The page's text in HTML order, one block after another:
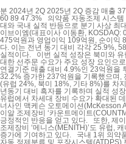
*단위=억
분 2024년 2Q 2025년 2Q 증감 매출
60 89 47.3% 의약품 자동조제 시스템
대와 국내 실적 반등으로 분기 사상 최
이브이엠(대표이사 이동환, KOSDAQ:
475억원과 영업이익 109억원, 순이익
다. 이는 전년 동기 대비 각각 25.9%,
실적이다. 이번 실적 성장은 북미와 유
대한 선주문 수요가 주요 성장 요인으
연결기준 매출 대비 4.9%인 23억원을
32.2% 증가한 237억원을 기록했으며,
(유럽 24%, 북미 18%, 기타 8%)를 차
년동기 대비 흑자를 기록하며 실적 성
유럽에서 차세대 장비 수요가 확대된
너사인 맥케슨 오토메이션(McKesson
이알 조제장비 ‘카운트메이트
긍정적인 반응을 얻고 있다. 또한, 제
조제장비 ‘메니스(MENITH)’도 유럽,
증가에 기여하고 있다. 국내 1위 의약
자동 정제분류 및 포장시스템